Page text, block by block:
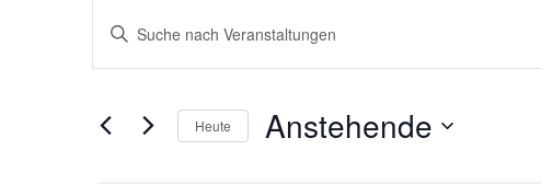
Veranstaltungen
Veranstaltungen
Suche
Ansichten,
Bitte
Schlüsselwort
eingeben.
nach
Veranstaltungen
Heute Anstehende